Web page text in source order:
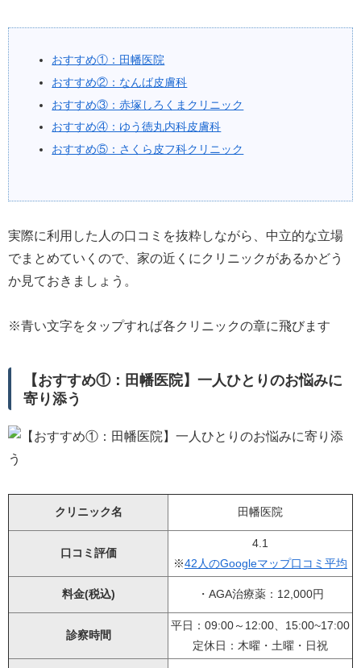
おすすめ①：田幡医院
おすすめ②：なんば皮膚科
おすすめ③：赤塚しろくまクリニック
おすすめ④：ゆう徳丸内科皮膚科
おすすめ⑤：さくら皮フ科クリニック
実際に利用した人の口コミを抜粋しながら、中立的な立場
でまとめていくので、家の近くにクリニックがあるかどう
か見ておきましょう。
※青い文字をタップすれば各クリニックの章に飛びます
【おすすめ①：田幡医院】一人ひとりのお悩みに
寄り添う
クリニック名 田幡医院
口コミ評価
4.1
※42人のGoogleマップ口コミ平均
料金(税込) ・AGA治療薬：12,000円
診察時間
平日：09:00～12:00、15:00~17:00
定休日：木曜・土曜・日祝